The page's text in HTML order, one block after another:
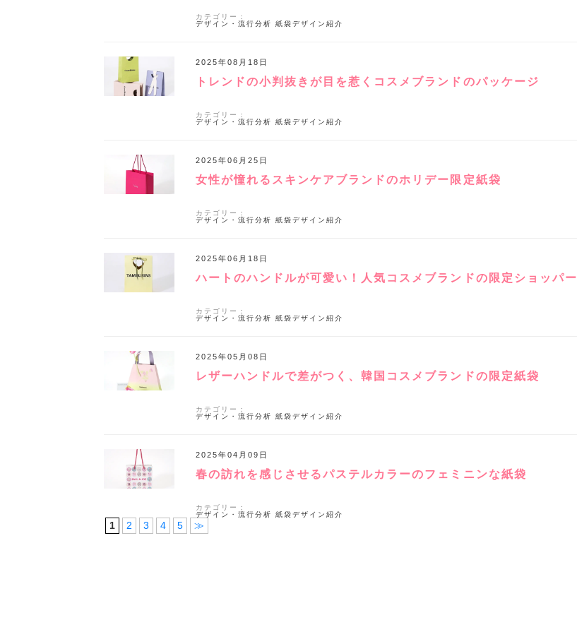
カテゴリー：
デザイン・流行分析
紙袋デザイン紹介
トレンドの小判抜きが目を惹くコスメブランドのパッケージ
2025年08月18日
カテゴリー：
デザイン・流行分析
紙袋デザイン紹介
女性が憧れるスキンケアブランドのホリデー限定紙袋
2025年06月25日
カテゴリー：
デザイン・流行分析
紙袋デザイン紹介
ハートのハンドルが可愛い！人気コスメブランドの限定ショッパー
2025年06月18日
カテゴリー：
デザイン・流行分析
紙袋デザイン紹介
レザーハンドルで差がつく、韓国コスメブランドの限定紙袋
2025年05月08日
カテゴリー：
デザイン・流行分析
紙袋デザイン紹介
春の訪れを感じさせるパステルカラーのフェミニンな紙袋
2025年04月09日
カテゴリー：
デザイン・流行分析
紙袋デザイン紹介
1 2 3 4 5 ≫